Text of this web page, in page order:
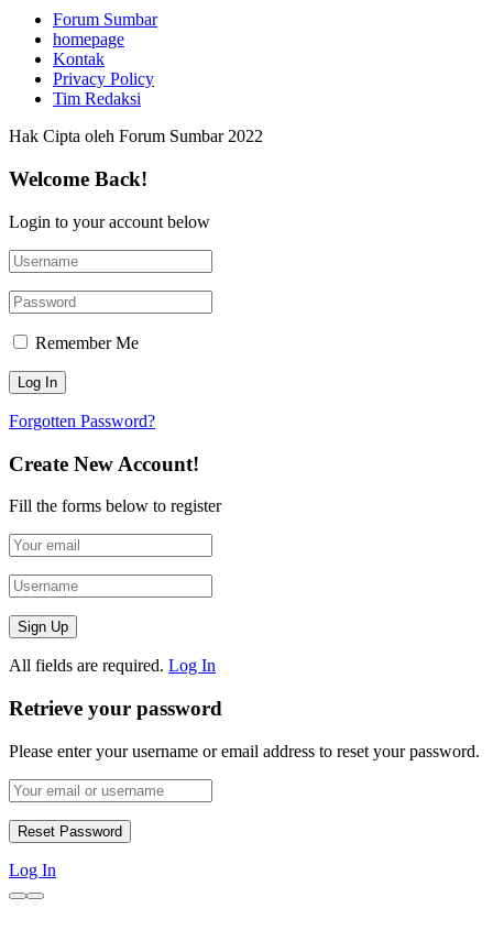
Forum Sumbar
homepage
Kontak
Privacy Policy
Tim Redaksi
Hak Cipta oleh Forum Sumbar 2022
Welcome Back!
Login to your account below
Remember Me
Forgotten Password?
Create New Account!
Fill the forms below to register
All fields are required. Log In
Retrieve your password
Please enter your username or email address to reset your password.
Log In